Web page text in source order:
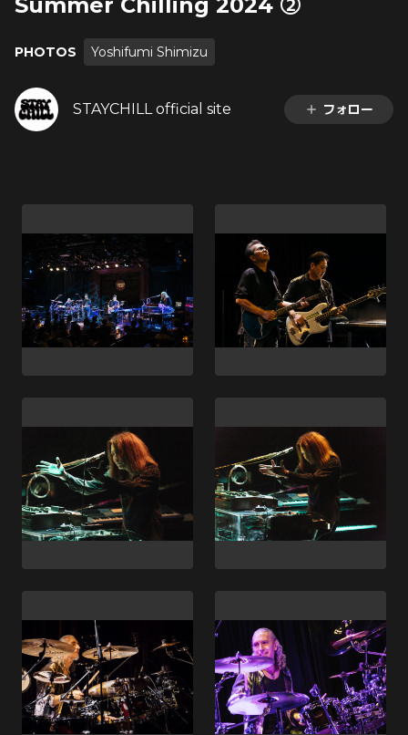
Summer Chilling 2024 ②
PHOTOS Yoshifumi Shimizu
STAYCHILL official site フォロー